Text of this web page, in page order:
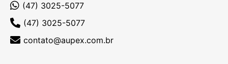
(47) 3025-5077
(47) 3025-5077
contato@aupex.com.br